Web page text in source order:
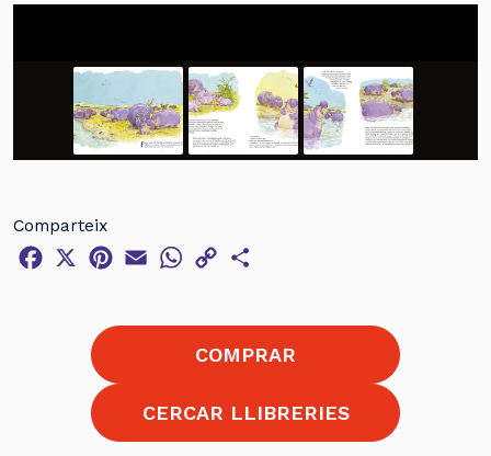
Comparteix
Facebook
X Pinterest
Email WhatsApp
Copy
Link
COMPRAR
CERCAR LLIBRERIES